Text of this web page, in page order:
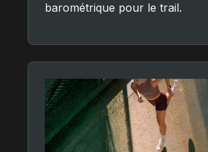
barométrique pour le trail.